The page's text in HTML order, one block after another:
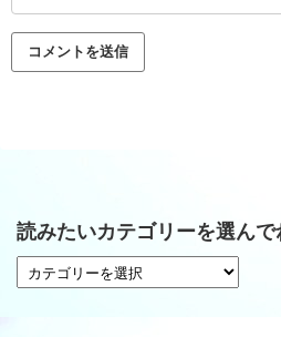
読みたいカテゴリーを選んで